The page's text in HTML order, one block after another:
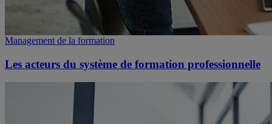
Management de la formation
Les acteurs du système de formation professionnelle